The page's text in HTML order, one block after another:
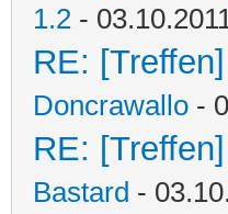
1.2 -
RE:
Doncrawallo -
RE:
Bastard -